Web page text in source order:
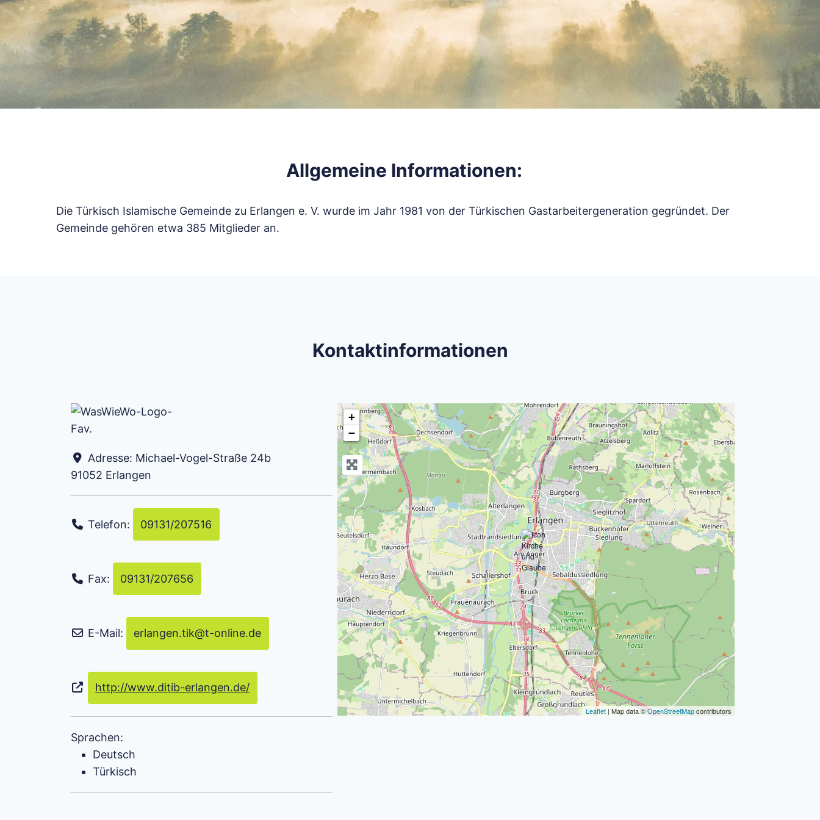
Allgemeine Informationen:
Die Türkisch Islamische Gemeinde zu Erlangen e. V. wurde im Jahr 1981 von der Türkischen Gastarbeitergeneration gegründet. Der
Gemeinde gehören etwa 385 Mitglieder an.
Kontaktinformationen
Adresse: Michael-Vogel-Straße 24b
91052 Erlangen
Telefon: 09131/207516
Fax: 09131/207656
E-Mail: erlangen.tik@t-online.de
http://www.ditib-erlangen.de/
Sprachen:
Deutsch
Türkisch
+
−
Leaflet| Map data ©OpenStreetMapcontributors